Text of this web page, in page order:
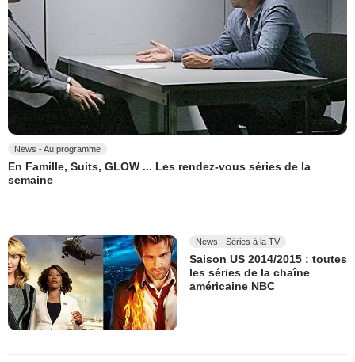
News - Au programme
En Famille, Suits, GLOW ... Les rendez-vous séries de la
semaine
News - Séries à la TV
Saison US 2014/2015 : toutes
les séries de la chaîne
américaine NBC